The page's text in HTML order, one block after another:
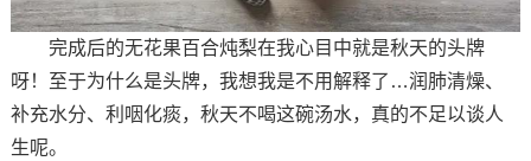
完成后的无花果百合炖梨在我心目中就是秋天的头牌
呀！至于为什么是头牌，我想我是不用解释了…润肺清燥、
补充水分、利咽化痰，秋天不喝这碗汤水，真的不足以谈人
生呢。